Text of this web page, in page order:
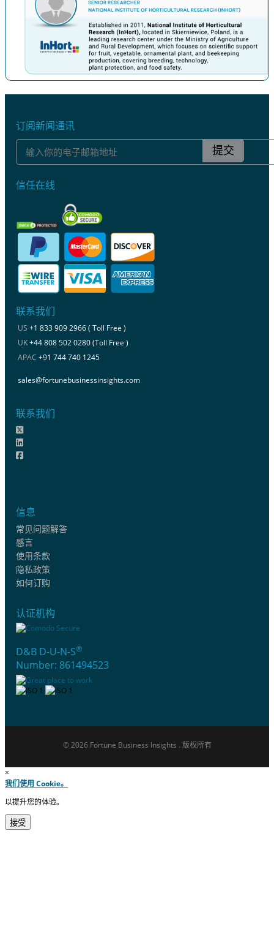
订阅新闻通讯
提交
信任在线
联系我们
US +1 833 909 2966 ( Toll Free )
UK+44 808 502 0280 (Toll Free )
APAC +91 744 740 1245
sales@fortunebusinessinsights.com
联系我们
信息
常见问题解答
感言
使用条款
隐私政策
如何订购
认证机构
D&B D-U-N-S®
Number: 861494523
© 2026 Fortune Business Insights . 版权所有
×
我们使用 Cookie。
以提升您的体验。
接受